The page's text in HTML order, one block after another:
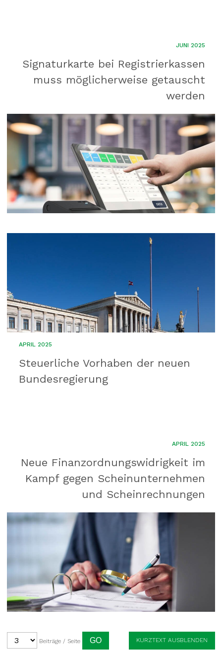
JUNI 2025
Signaturkarte bei Registrierkassen
muss möglicherweise getauscht
werden
APRIL 2025
Steuerliche Vorhaben der neuen
Bundesregierung
APRIL 2025
Neue Finanzordnungs­widrigkeit im
Kampf gegen Scheinunternehmen
und Scheinrechnungen
Beiträge / Seite KURZTEXT AUSBLENDEN